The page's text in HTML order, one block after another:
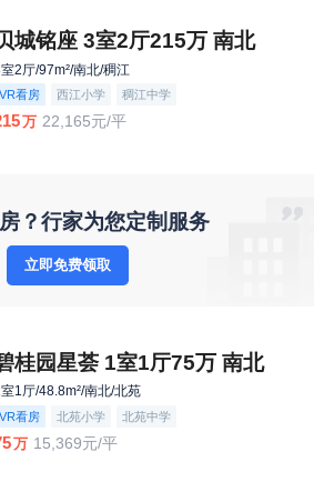
城铭座 3室2厅215万 南北
2厅/97m²/南北/稠江
VR看房 西江小学 稠江中学
万 22,165元/平
？行家为您定制服务
立即免费领取
桂园星荟 1室1厅75万 南北
1厅/48.8m²/南北/北苑
VR看房 北苑小学 北苑中学
万 15,369元/平